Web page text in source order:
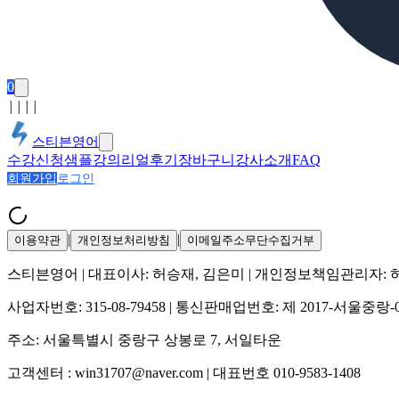
0
스티븐영어
수강신청샘플강의 리얼후기 장바구니 강사소개FAQ
회원가입 로그인
이용약관 | 개인정보처리방침 | 이메일주소무단수집거부
스티븐영어 | 대표이사: 허승재, 김은미 | 개인정보책임관리자:
사업자번호: 315-08-79458 | 통신판매업번호: 제 2017-서울중랑-
주소: 서울특별시 중랑구 상봉로 7, 서일타운
고객센터 : win31707@naver.com | 대표번호 010-9583-1408